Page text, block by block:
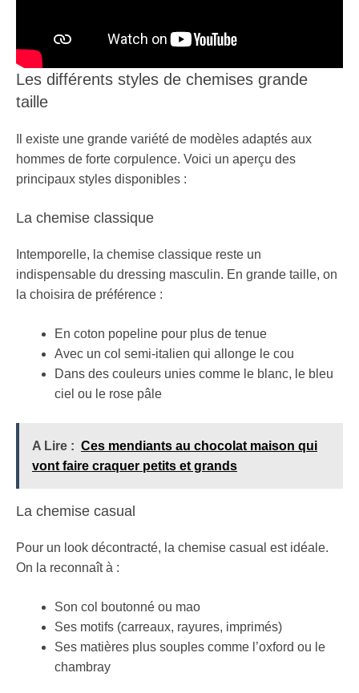
Les différents styles de chemises grande
taille
Il existe une grande variété de modèles adaptés aux
hommes de forte corpulence. Voici un aperçu des
principaux styles disponibles :
La chemise classique
Intemporelle, la chemise classique reste un
indispensable du dressing masculin. En grande taille, on
la choisira de préférence :
En coton popeline pour plus de tenue
Avec un col semi-italien qui allonge le cou
Dans des couleurs unies comme le blanc, le bleu
ciel ou le rose pâle
A Lire : Ces mendiants au chocolat maison qui
vont faire craquer petits et grands
La chemise casual
Pour un look décontracté, la chemise casual est idéale.
On la reconnaît à :
Son col boutonné ou mao
Ses motifs (carreaux, rayures, imprimés)
Ses matières plus souples comme l’oxford ou le
chambray